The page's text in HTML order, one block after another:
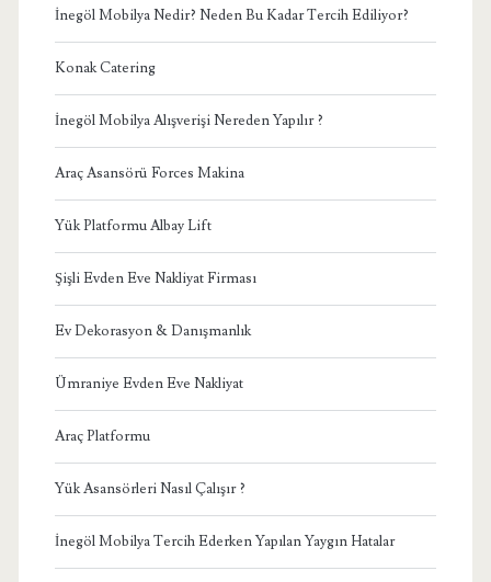
İnegöl Mobilya Nedir? Neden Bu Kadar Tercih Ediliyor?
Konak Catering
İnegöl Mobilya Alışverişi Nereden Yapılır ?
Araç Asansörü Forces Makina
Yük Platformu Albay Lift
Şişli Evden Eve Nakliyat Firması
Ev Dekorasyon & Danışmanlık
Ümraniye Evden Eve Nakliyat
Araç Platformu
Yük Asansörleri Nasıl Çalışır ?
İnegöl Mobilya Tercih Ederken Yapılan Yaygın Hatalar